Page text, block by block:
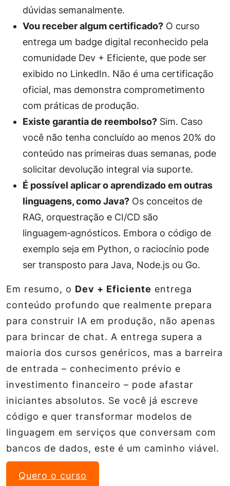
dúvidas semanalmente.
Vou receber algum certificado? O curso
entrega um badge digital reconhecido pela
comunidade Dev + Eficiente, que pode ser
exibido no LinkedIn. Não é uma certificação
oficial, mas demonstra comprometimento
com práticas de produção.
Existe garantia de reembolso? Sim. Caso
você não tenha concluído ao menos 20% do
conteúdo nas primeiras duas semanas, pode
solicitar devolução integral via suporte.
É possível aplicar o aprendizado em outras
linguagens, como Java? Os conceitos de
RAG, orquestração e CI/CD são
linguagem‑agnósticos. Embora o código de
exemplo seja em Python, o raciocínio pode
ser transposto para Java, Node.js ou Go.
Em resumo, o Dev + Eficiente entrega
conteúdo profundo que realmente prepara
para construir IA em produção, não apenas
para brincar de chat. A entrega supera a
maioria dos cursos genéricos, mas a barreira
de entrada – conhecimento prévio e
investimento financeiro – pode afastar
iniciantes absolutos. Se você já escreve
código e quer transformar modelos de
linguagem em serviços que conversam com
bancos de dados, este é um caminho viável.
Quero o curso